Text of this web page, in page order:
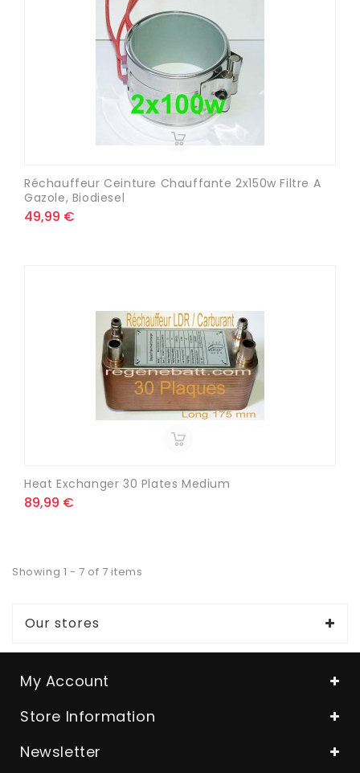
Réchauffeur Ceinture Chauffante 2x150w Filtre A
Gazole, Biodiesel
49,99 €
Heat Exchanger 30 Plates Medium
89,99 €
Showing 1 - 7 of 7 items
Our stores
My Account
Store Information
Newsletter